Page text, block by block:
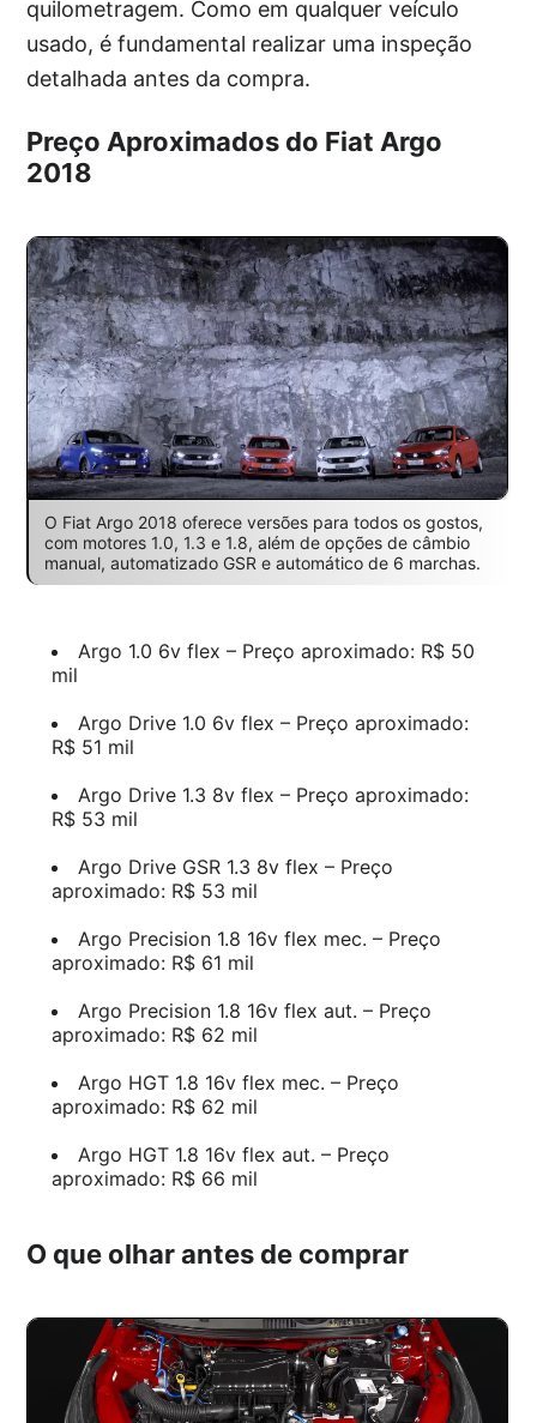
quilometragem. Como em qualquer veículo
usado, é fundamental realizar uma inspeção
detalhada antes da compra.
Preço Aproximados do Fiat Argo
2018
O Fiat Argo 2018 oferece versões para todos os gostos,
com motores 1.0, 1.3 e 1.8, além de opções de câmbio
manual, automatizado GSR e automático de 6 marchas.
Argo 1.0 6v flex – Preço aproximado: R$ 50
mil
Argo Drive 1.0 6v flex – Preço aproximado:
R$ 51 mil
Argo Drive 1.3 8v flex – Preço aproximado:
R$ 53 mil
Argo Drive GSR 1.3 8v flex – Preço
aproximado: R$ 53 mil
Argo Precision 1.8 16v flex mec. – Preço
aproximado: R$ 61 mil
Argo Precision 1.8 16v flex aut. – Preço
aproximado: R$ 62 mil
Argo HGT 1.8 16v flex mec. – Preço
aproximado: R$ 62 mil
Argo HGT 1.8 16v flex aut. – Preço
aproximado: R$ 66 mil
O que olhar antes de comprar